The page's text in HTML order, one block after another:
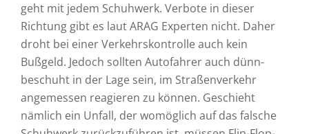
geht mit jedem Schuhwerk. Verbote in dieser
Richtung gibt es laut ARAG Experten nicht. Daher
droht bei einer Verkehrskontrolle auch kein
Bußgeld. Jedoch sollten Autofahrer auch dünn-
beschuht in der Lage sein, im Straßenverkehr
angemessen reagieren zu können. Geschieht
nämlich ein Unfall, der womöglich auf das falsche